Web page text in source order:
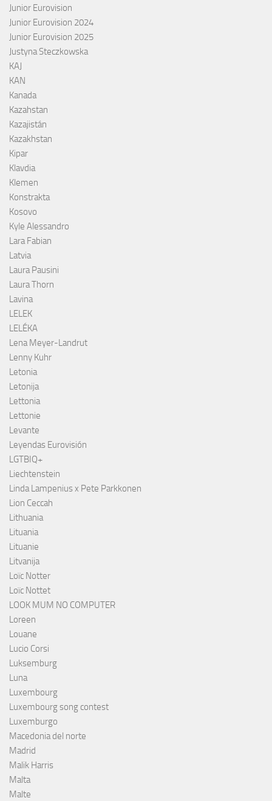
Junior Eurovision
Junior Eurovision 2024
Junior Eurovision 2025
Justyna Steczkowska
KAJ
KAN
Kanada
Kazahstan
Kazajistán
Kazakhstan
Kipar
Klavdia
Klemen
Konstrakta
Kosovo
Kyle Alessandro
Lara Fabian
Latvia
Laura Pausini
Laura Thorn
Lavina
LELEK
LELÉKA
Lena Meyer-Landrut
Lenny Kuhr
Letonia
Letonija
Lettonia
Lettonie
Levante
Leyendas Eurovisión
LGTBIQ+
Liechtenstein
Linda Lampenius x Pete Parkkonen
Lion Ceccah
Lithuania
Lituania
Lituanie
Litvanija
Loïc Notter
Loïc Nottet
LOOK MUM NO COMPUTER
Loreen
Louane
Lucio Corsi
Luksemburg
Luna
Luxembourg
Luxembourg song contest
Luxemburgo
Macedonia del norte
Madrid
Malik Harris
Malta
Malte